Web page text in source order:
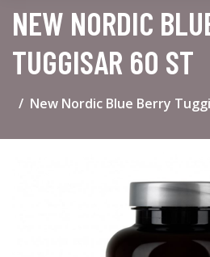
NEW NORDIC
TUGGISAR 60 ST
New Nordic Blue Berry